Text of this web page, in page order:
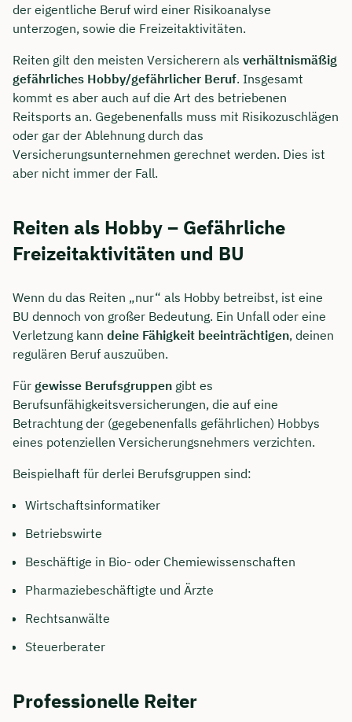
der eigentliche Beruf wird einer Risikoanalyse
unterzogen, sowie die Freizeitaktivitäten.
Reiten gilt den meisten Versicherern als verhältnismäßig
gefährliches Hobby/gefährlicher Beruf. Insgesamt
kommt es aber auch auf die Art des betriebenen
Reitsports an. Gegebenenfalls muss mit Risikozuschlägen
oder gar der Ablehnung durch das
Versicherungsunternehmen gerechnet werden. Dies ist
aber nicht immer der Fall.
Reiten als Hobby – Gefährliche
Freizeitaktivitäten und BU
Wenn du das Reiten „nur“ als Hobby betreibst, ist eine
BU dennoch von großer Bedeutung. Ein Unfall oder eine
Verletzung kann deine Fähigkeit beeinträchtigen, deinen
regulären Beruf auszuüben.
Für gewisse Berufsgruppen gibt es
Berufsunfähigkeitsversicherungen, die auf eine
Betrachtung der (gegebenenfalls gefährlichen) Hobbys
eines potenziellen Versicherungsnehmers verzichten.
Beispielhaft für derlei Berufsgruppen sind:
Wirtschaftsinformatiker
Betriebswirte
Beschäftige in Bio- oder Chemiewissenschaften
Pharmaziebeschäftigte und Ärzte
Rechtsanwälte
Steuerberater
Professionelle Reiter